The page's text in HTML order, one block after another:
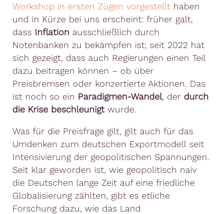
Workshop in ersten Zügen vorgestellt haben
und in Kürze bei uns erscheint: früher galt,
dass Inflation ausschließlich durch
Notenbanken zu bekämpfen ist; seit 2022 hat
sich gezeigt, dass auch Regierungen einen Teil
dazu beitragen können – ob über
Preisbremsen oder konzertierte Aktionen. Das
ist noch so ein Paradigmen-Wandel, der durch
die Krise beschleunigtwurde.
Was für die Preisfrage gilt, gilt auch für das
Umdenken zum deutschen Exportmodell seit
Intensivierung der geopolitischen Spannungen.
Seit klar geworden ist, wie geopolitisch naiv
die Deutschen lange Zeit auf eine friedliche
Globalisierung zählten, gibt es etliche
Forschung dazu, wie das Land